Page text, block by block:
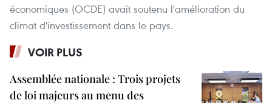
économiques (OCDE) avait soutenu l'amélioration du
climat d'investissement dans le pays.
VOIR PLUS
Assemblée nationale : Trois projets
de loi majeurs au menu des